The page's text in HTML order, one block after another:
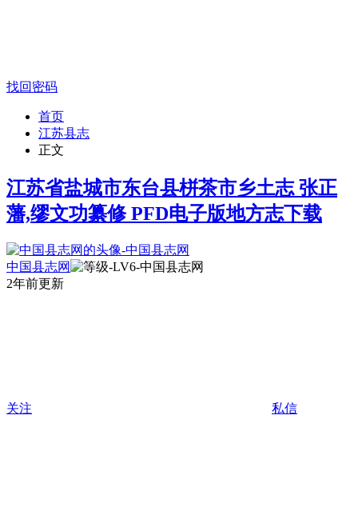
找回密码
首页
江苏县志
正文
江苏省盐城市东台县栟茶市乡土志 张正
藩,缪文功纂修 PFD电子版地方志下载
中国县志网
2年前更新
关注 私信